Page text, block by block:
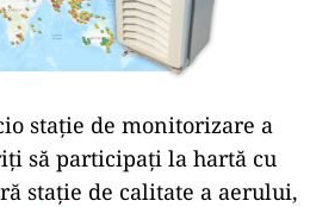
stație de monitorizare a
să participați la hartă cu
stație de calitate a aerului,